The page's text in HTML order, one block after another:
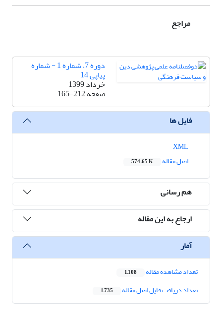
مراجع
دوره 7، شماره 1 - شماره
پیاپی 14
خرداد 1399
صفحه165-212
فایل ها
اصل مقاله
574.65 K
هم رسانی
ارجاع به این مقاله
آمار
تعداد مشاهده مقاله 1,108
تعداد دریافت فایل اصل مقاله 1,735